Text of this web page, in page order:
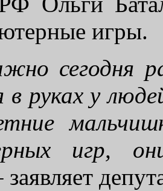
игры.
сегодня
в руках у
игр,
заявляет